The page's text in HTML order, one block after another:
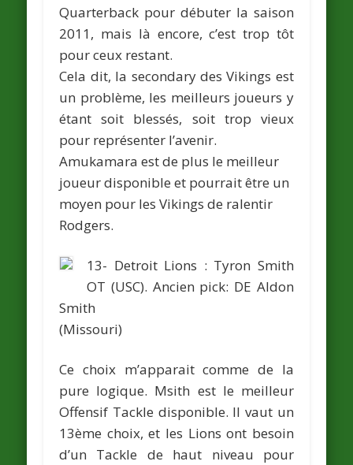
Quarterback pour débuter la saison
2011, mais là encore, c’est trop tôt
pour ceux restant.
Cela dit, la secondary des Vikings est
un problème, les meilleurs joueurs y
étant soit blessés, soit trop vieux
pour représenter l’avenir.
Amukamara est de plus le meilleur
joueur disponible et pourrait être un
moyen pour les Vikings de ralentir
Rodgers.
13- Detroit Lions : Tyron Smith
OT (USC). Ancien pick: DE Aldon
Smith
(Missouri)
Ce choix m’apparait comme de la
pure logique. Msith est le meilleur
Offensif Tackle disponible. Il vaut un
13ème choix, et les Lions ont besoin
d’un Tackle de haut niveau pour